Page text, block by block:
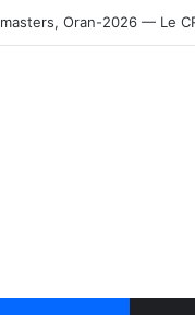
Oran-2026 — Le